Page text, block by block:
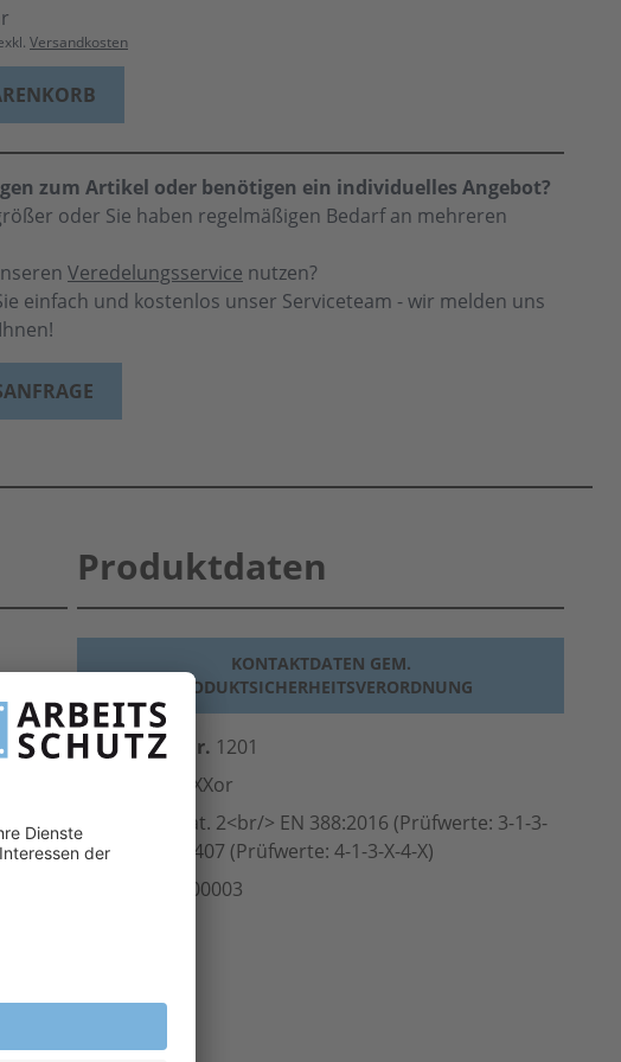
Versandkosten
zum Artikel oder benötigen ein individuelles Angebot?
oder Sie haben regelmäßigen Bedarf an mehreren
Veredelungsservice nutzen?
einfach und kostenlos unser Serviceteam - wir melden uns
dem
usw.
Produktdaten
KONTAKTDATEN GEM.
PRODUKTSICHERHEITSVERORDNUNG
Herst.-Art.-Nr. 1201
teXXor
PSA-Kat. 2<br/> EN 388:2016 (Prüfwerte: 3-1-3-
2-X)<br/> EN 407 (Prüfwerte: 4-1-3-X-4-X)
107.00003